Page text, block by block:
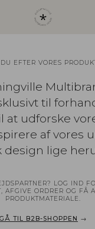
EFTER VORES
til
at udforske
af vores
design lige
LOG IND
AFGIVE ORDRER OG FÅ
PRODUKTMATERIALE.
GÅ TIL B2B-SHOPPEN →